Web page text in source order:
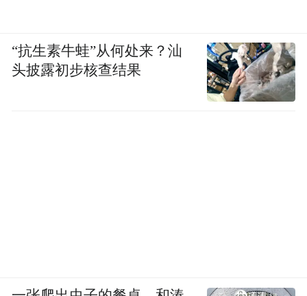
“抗生素牛蛙”从何处来？汕
头披露初步核查结果